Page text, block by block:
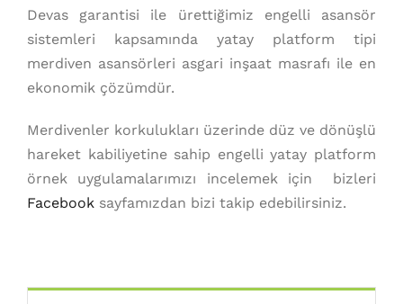
Devas garantisi ile ürettiğimiz engelli asansör
sistemleri kapsamında yatay platform tipi
merdiven asansörleri asgari inşaat masrafı ile en
ekonomik çözümdür.
Merdivenler korkulukları üzerinde düz ve dönüşlü
hareket kabiliyetine sahip engelli yatay platform
örnek uygulamalarımızı incelemek için bizleri
Facebook sayfamızdan bizi takip edebilirsiniz.